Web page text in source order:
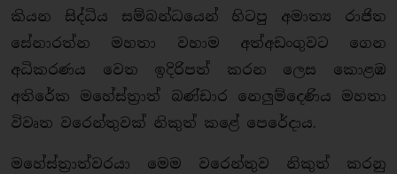
කියන සිද්ධිය සම්බන්ධයෙන් හිටපු අමාත්‍ය රාජිත
සේනාරත්න මහතා වහාම අත්අඩංගුවට ගෙන
අධිකරණය වෙත ඉදිරිපත් කරන ලෙස කොළඹ
අතිරේක මහේස්ත්‍රාත් බණ්ඩාර නෙලුම්දෙණිය මහතා
විවෘත වරෙන්තුවක් නිකුත් කළේ පෙරේදාය.
මහේස්ත්‍රාත්වරයා මෙම වරෙන්තුව නිකුත් කරනු